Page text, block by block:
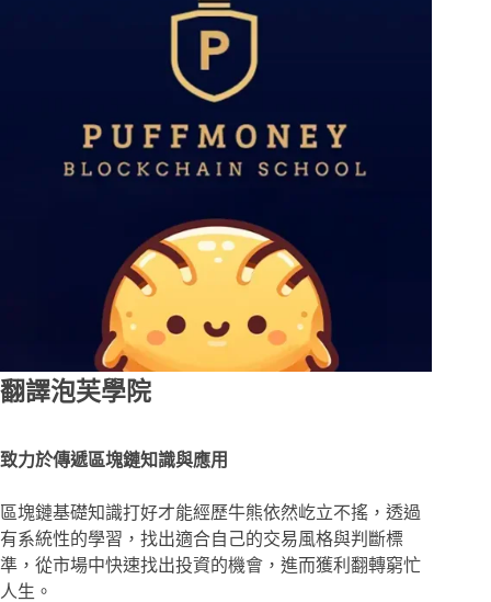
翻譯泡芙學院
致力於傳遞區塊鏈知識與應用
區塊鏈基礎知識打好才能經歷牛熊依然屹立不搖，透過
有系統性的學習，找出適合自己的交易風格與判斷標
準，從市場中快速找出投資的機會，進而獲利翻轉窮忙
人生。